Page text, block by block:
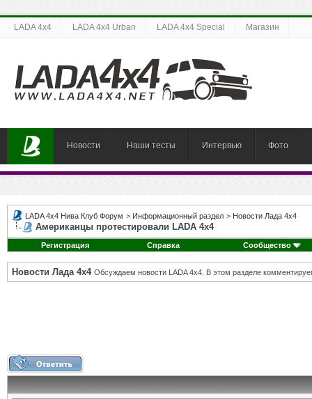
LADA 4x4 LADA 4x4 Urban LADA 4x4 Special Магазин
Новости Наши тесты Интервью Фото
LADA 4x4 Нива Клуб Форум > Информационный раздел > Новости Лада 4х4
Американцы протестировали LADA 4х4
Регистрация Справка Сообщество
Новости Лада 4х4 Обсуждаем новости LADA 4x4. В этом разделе